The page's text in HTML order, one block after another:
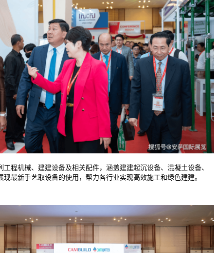
机械、建建设备及相关配件，涵盖建建起沉设备、混凝土设备、
最新手艺取设备的使用，帮力各行业实现高效施工和绿色建建。